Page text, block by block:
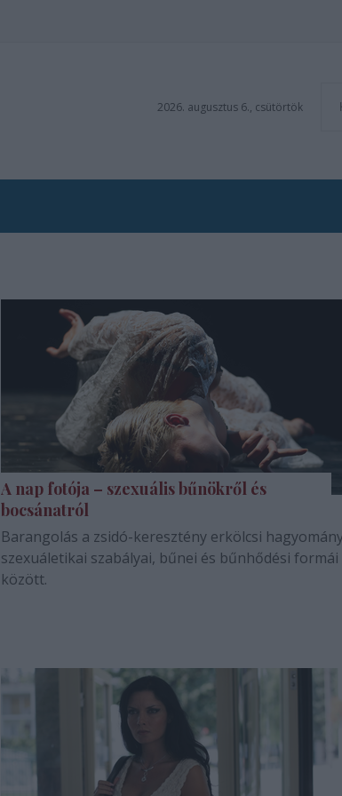
2026. augusztus 6., csütörtök
A nap fotója – szexuális bűnökről és
bocsánatról
Barangolás a zsidó-keresztény erkölcsi
szexuáletikai szabályai, bűnei és bűnhődési formái
között.